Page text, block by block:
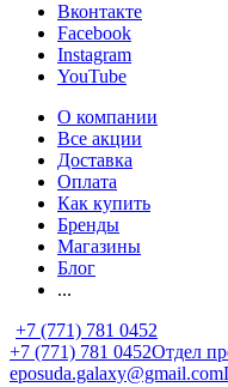
Вконтакте
Facebook
Instagram
YouTube
О компании
Все акции
Доставка
Оплата
Как купить
Бренды
Магазины
Блог
...
+7 (771) 781 0452
+7 (771) 781 0452Отдел
eposuda.galaxy@gmail.com